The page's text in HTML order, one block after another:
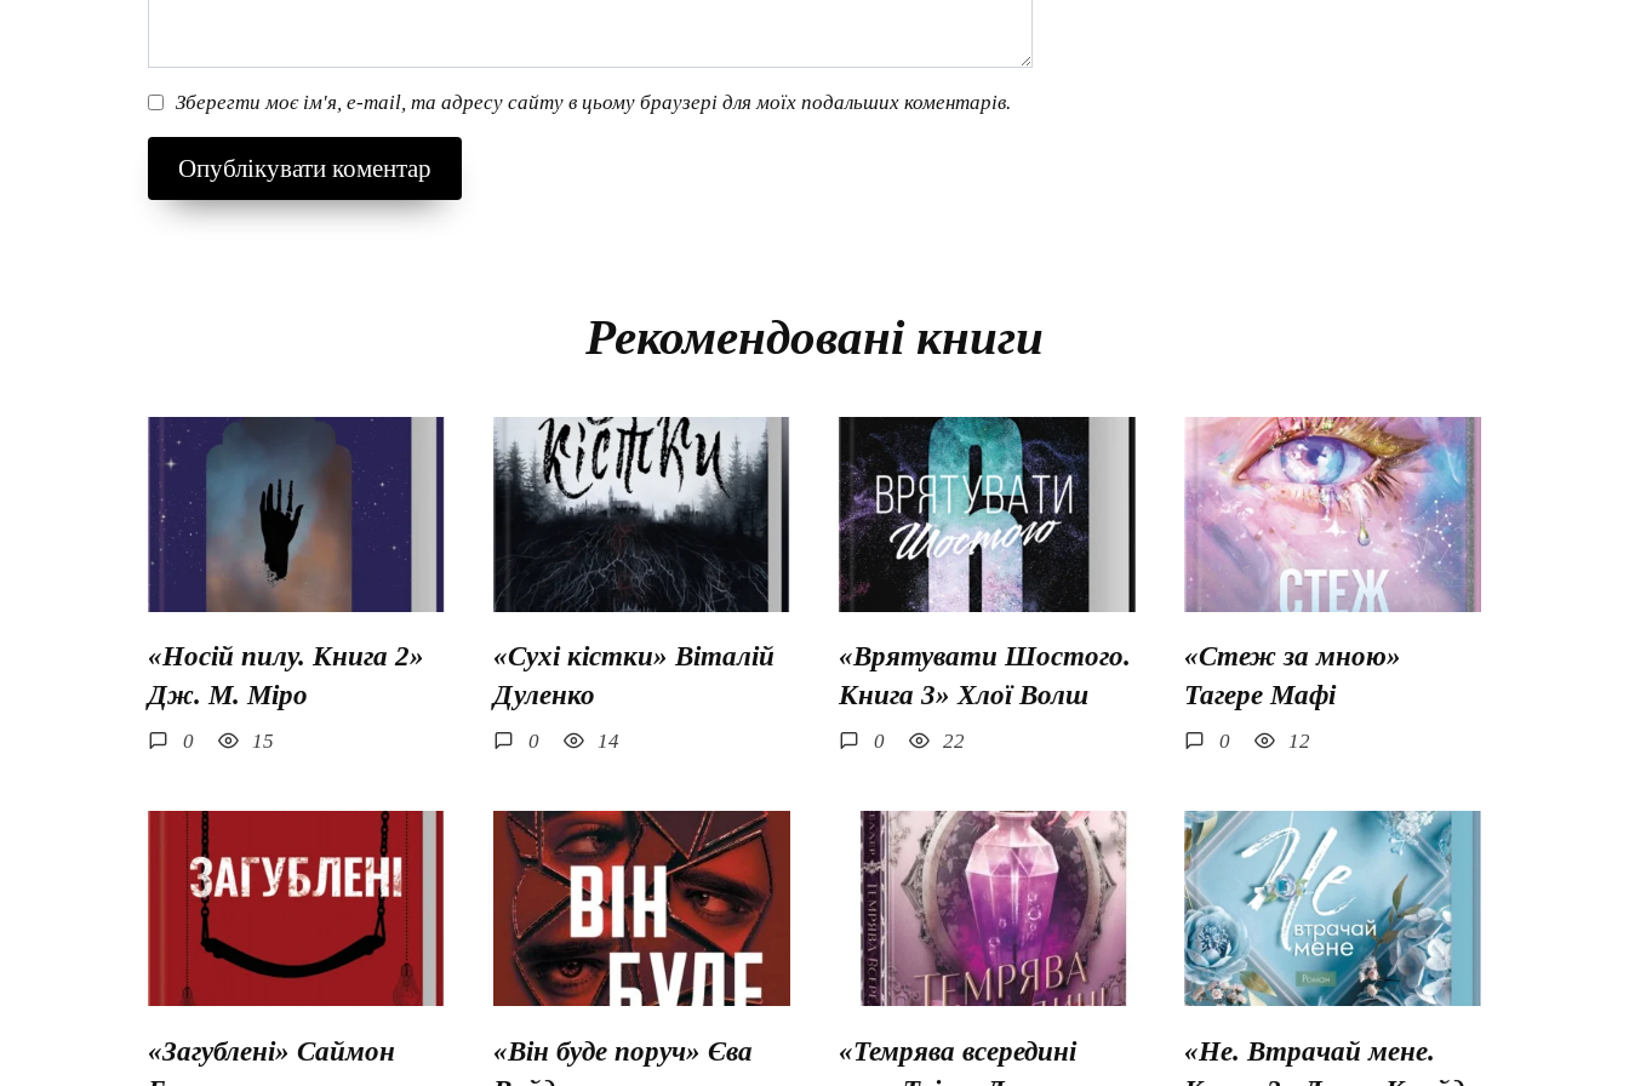
Зберегти моє ім'я, e-mail, та адресу сайту в цьому браузері для моїх подальших коментарів.
Рекомендовані книги
«Носій пилу. Книга 2»
Дж. М. Міро
0 15
«Сухі кістки» Віталій
Дуленко
0 14
«Врятувати Шостого.
Книга 3» Хлої Волш
0 22
«Стеж за мною»
Тагере Мафі
0 12
«Загублені» Саймон
«Він буде поруч» Єва
«Темрява всередині
«Не. Втрачай мене.